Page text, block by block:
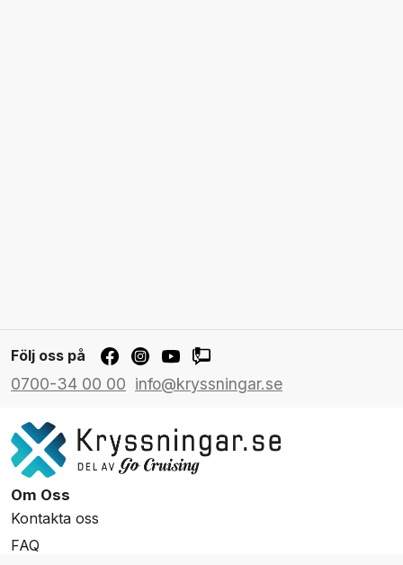
Följ oss på
0700-34 00 00 info@kryssningar.se
Om Oss
Kontakta oss
FAQ